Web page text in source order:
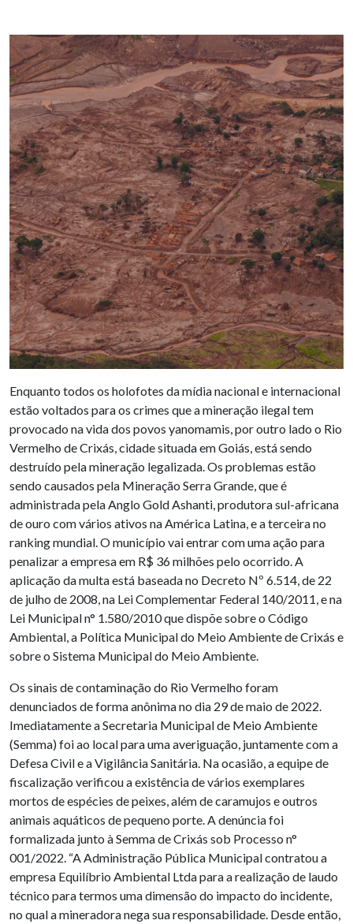
Enquanto todos os holofotes da mídia nacional e internacional
estão voltados para os crimes que a mineração ilegal tem
provocado na vida dos povos yanomamis, por outro lado o Rio
Vermelho de Crixás, cidade situada em Goiás, está sendo
destruído pela mineração legalizada. Os problemas estão
sendo causados pela Mineração Serra Grande, que é
administrada pela Anglo Gold Ashanti, produtora sul-africana
de ouro com vários ativos na América Latina, e a terceira no
ranking mundial. O município vai entrar com uma ação para
penalizar a empresa em R$ 36 milhões pelo ocorrido. A
aplicação da multa está baseada no Decreto Nº 6.514, de 22
de julho de 2008, na Lei Complementar Federal 140/2011, e na
Lei Municipal n° 1.580/2010 que dispõe sobre o Código
Ambiental, a Política Municipal do Meio Ambiente de Crixás e
sobre o Sistema Municipal do Meio Ambiente.
Os sinais de contaminação do Rio Vermelho foram
denunciados de forma anônima no dia 29 de maio de 2022.
Imediatamente a Secretaria Municipal de Meio Ambiente
(Semma) foi ao local para uma averiguação, juntamente com a
Defesa Civil e a Vigilância Sanitária. Na ocasião, a equipe de
fiscalização verificou a existência de vários exemplares
mortos de espécies de peixes, além de caramujos e outros
animais aquáticos de pequeno porte. A denúncia foi
formalizada junto à Semma de Crixás sob Processo n°
001/2022. “A Administração Pública Municipal contratou a
empresa Equilíbrio Ambiental Ltda para a realização de laudo
técnico para termos uma dimensão do impacto do incidente,
no qual a mineradora nega sua responsabilidade. Desde então,